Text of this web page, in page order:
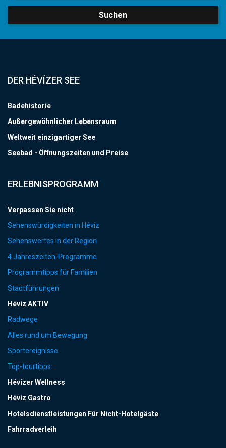
Suchen
DER HÉVÍZER SEE
Badehistorie
Außergewöhnlicher Lebensraum
Weltweit einzigartiger See
Seebad - Öffnungszeiten und Preise
ERLEBNISPROGRAMM
Verpassen Sie nicht
Sehenswürdigkeiten in Hévíz
Sehenswertes in der Region
4 Jahreszeiten-Programme
Programmtipps für Familien
Stadtführungen
Hévíz AKTIV
Radwege
Alles rund um Bewegung
Sportereignisse
Top-tourtipps
Hévízer Wellness
Hévíz Gastro
Hotelsdienstleistungen Für Nicht-Hotelgäste
Fahrradverleih